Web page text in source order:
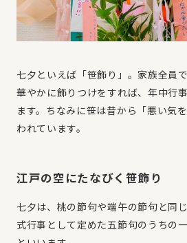
七夕といえば「笹飾り」。家族全員
華やかに飾りつけをすれば、年中行
ます。ちなみに笹は昔から「悪い気
われています。
江戸の空にたなびく笹飾り
七夕は、桃の節句や端午の節句と同
式行事として定めた五節句のうちの